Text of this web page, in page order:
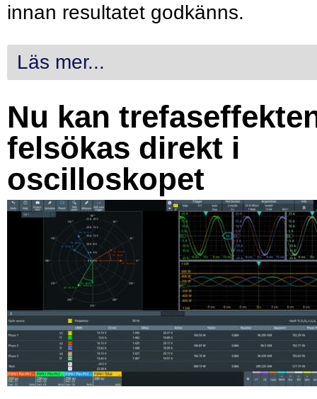
innan resultatet godkänns.
Läs mer...
Nu kan
felsökas direkt i
oscilloskopet